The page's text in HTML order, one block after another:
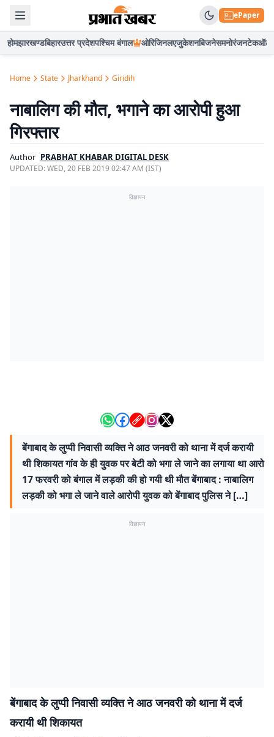
ePaper
होमझारखण्डबिहारउत्तर प्रदेशपश्चिम बंगाल ओरिजिनलएजुकेशनबिजनेसमनोरंजनटेकऑटो
Home State Jharkhand Giridih
नाबालिग की मौत, भगाने का आरोपी हुआ
गिरफ्तार
Author PRABHAT KHABAR DIGITAL DESK
UPDATED:WED, 20 FEB 2019 02:47 AM (IST)
विज्ञापन
बेंगाबाद के लुप्पी निवासी व्यक्ति ने आठ जनवरी को थाना में दर्ज करायी
थी शिकायत गांव के ही युवक पर बेटी को भगा ले जाने का लगाया था आरो
17 फरवरी को बंगाल में लड़की की हो गयी थी मौत बेंगाबाद : नाबालिग
लड़की को भगा ले जाने वाले आरोपी युवक को बेंगाबाद पुलिस ने […]
विज्ञापन
बेंगाबाद के लुप्पी निवासी व्यक्ति ने आठ जनवरी को थाना में दर्ज
करायी थी शिकायत